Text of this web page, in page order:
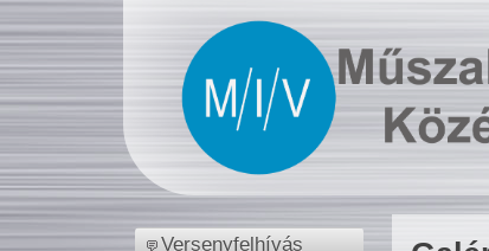
Versenyfelhívás